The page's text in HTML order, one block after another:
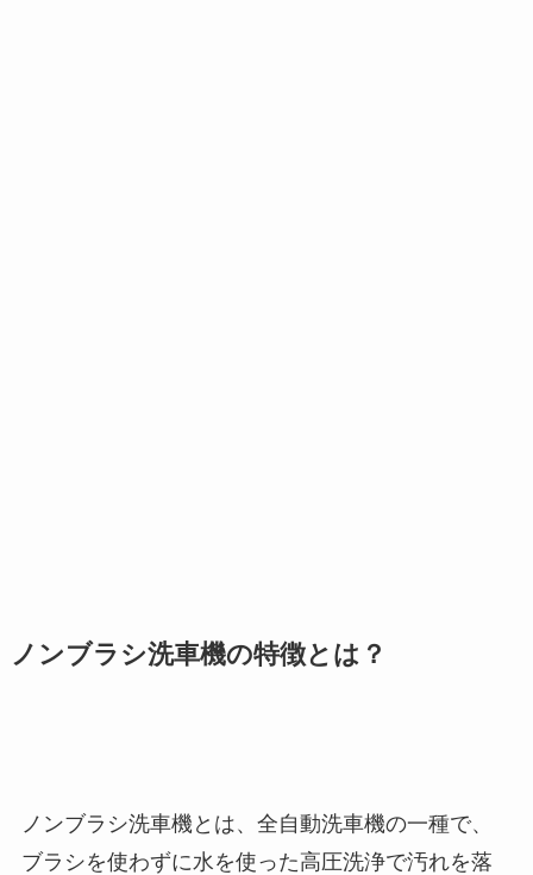
ノンブラシ洗車機の特徴とは？
ノンブラシ洗車機とは、全自動洗車機の一種で、
ブラシを使わずに水を使った高圧洗浄で汚れを落